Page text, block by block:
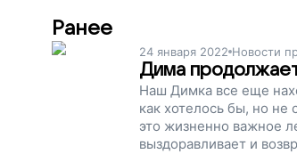
Ранее
24 января 2022 Новости
Дима
Наш Димка все еще
как хотелось бы, но
это жизненно важное
выздоравливает и